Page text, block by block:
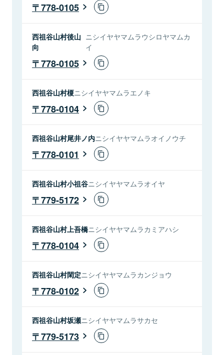
778-0105
西祖谷山村後山
向
ニシイヤヤマムラウシロヤマムカ
イ
778-0105
西祖谷山村榎ニシイヤヤマムラエノキ
778-0104
西祖谷山村尾井ノ内ニシイヤヤマムラオイノウチ
778-0101
西祖谷山村小祖谷ニシイヤヤマムラオイヤ
779-5172
西祖谷山村上吾橋ニシイヤヤマムラカミアハシ
778-0104
西祖谷山村閑定ニシイヤヤマムラカンジョウ
778-0102
西祖谷山村坂瀬ニシイヤヤマムラサカセ
779-5173